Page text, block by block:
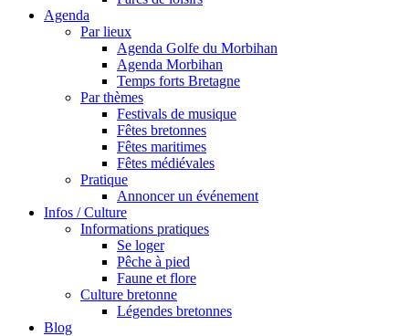
Agenda
Par lieux
Agenda Golfe du Morbihan
Agenda Morbihan
Temps forts Bretagne
Par thèmes
Festivals de musique
Fêtes bretonnes
Fêtes maritimes
Fêtes médiévales
Pratique
Annoncer un événement
Infos / Culture
Informations pratiques
Se loger
Pêche à pied
Faune et flore
Culture bretonne
Légendes bretonnes
Blog